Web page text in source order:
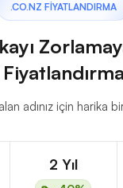
.CO.NZ FIYATLANDIRMA
Fiyatlandırma
adınız için harika
2 Yıl